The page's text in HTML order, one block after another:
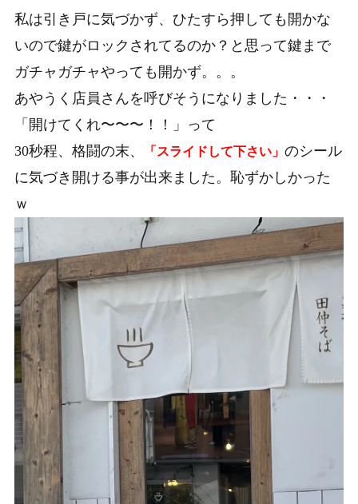
私は引き戸に気づかず、ひたすら押しても開かな
いので鍵がロックされてるのか？と思って鍵まで
ガチャガチャやっても開かず。。。
あやうく店員さんを呼びそうになりました・・・
「開けてくれ〜〜〜！！」って
30秒程、格闘の末、
「スライドして下さい」 のシール
に気づき開ける事が出来ました。恥ずかしかった
ｗ